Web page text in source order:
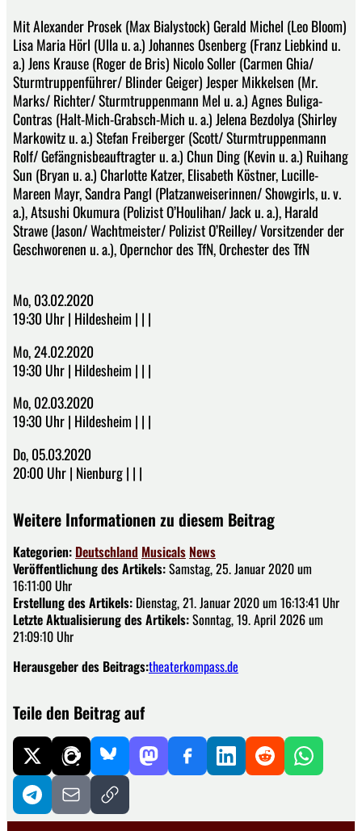
Mit Alexander Prosek (Max Bialystock) Gerald Michel (Leo Bloom)
Lisa Maria Hörl (Ulla u. a.) Johannes Osenberg (Franz Liebkind u.
a.) Jens Krause (Roger de Bris) Nicolo Soller (Carmen Ghia/
Sturmtruppenführer/ Blinder Geiger) Jesper Mikkelsen (Mr.
Marks/ Richter/ Sturmtruppenmann Mel u. a.) Agnes Buliga-
Contras (Halt-Mich-Grabsch-Mich u. a.) Jelena Bezdolya (Shirley
Markowitz u. a.) Stefan Freiberger (Scott/ Sturmtruppenmann
Rolf/ Gefängnisbeauftragter u. a.) Chun Ding (Kevin u. a.) Ruihang
Sun (Bryan u. a.) Charlotte Katzer, Elisabeth Köstner, Lucille-
Mareen Mayr, Sandra Pangl (Platzanweiserinnen/ Showgirls, u. v.
a.), Atsushi Okumura (Polizist O’Houlihan/ Jack u. a.), Harald
Strawe (Jason/ Wachtmeister/ Polizist O’Reilley/ Vorsitzender der
Geschworenen u. a.), Opernchor des TfN, Orchester des TfN
Mo, 03.02.2020
19:30 Uhr | Hildesheim | | |
Mo, 24.02.2020
19:30 Uhr | Hildesheim | | |
Mo, 02.03.2020
19:30 Uhr | Hildesheim | | |
Do, 05.03.2020
20:00 Uhr | Nienburg | | |
Weitere Informationen zu diesem Beitrag
Kategorien: Deutschland Musicals News
Veröffentlichung des Artikels:Samstag, 25. Januar 2020 um
16:11:00 Uhr
Erstellung des Artikels: Dienstag, 21. Januar 2020 um 16:13:41 Uhr
Letzte Aktualisierung des Artikels:Sonntag, 19. April 2026 um
21:09:10 Uhr
Herausgeber des Beitrags:theaterkompass.de
Teile den Beitrag auf